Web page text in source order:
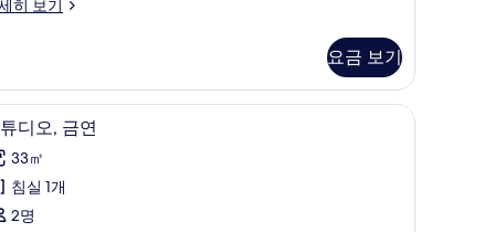
히 보기
요금 보기
객실 내 금고, 책상, 무료 WiFi, 침대 시트
8 디오, 금연
33㎡
침실 1개
2명